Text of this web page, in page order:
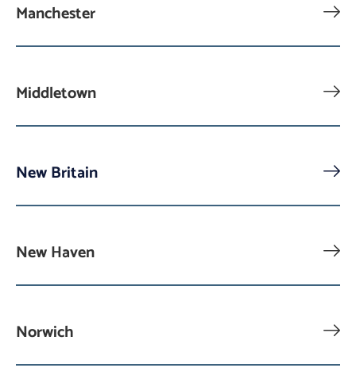
Manchester
Middletown
New Britain
New Haven
Norwich